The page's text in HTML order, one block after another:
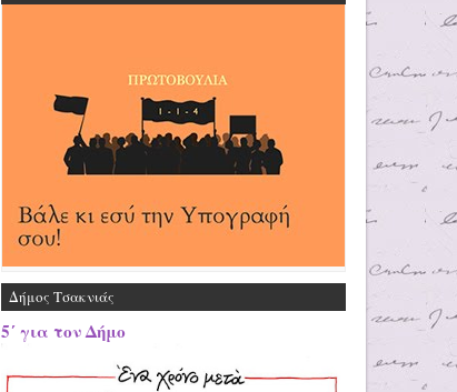
Δήμος Τσακνιάς
5΄ για τον Δήμο